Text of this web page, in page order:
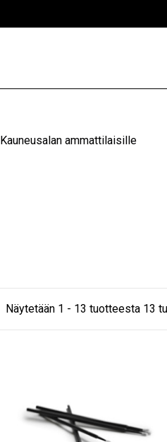
Kauneusalan ammattilaisille
Näytetään 1 - 13 tuotteesta 13